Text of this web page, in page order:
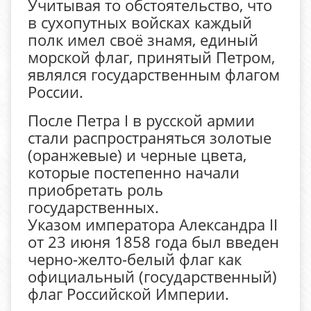
Учитывая то обстоятельство, что
в сухопутных войсках каждый
полк имел своё знамя, единый
морской флаг, принятый Петром,
являлся государственным флагом
России.
После Петра I в русской армии
стали распространяться золотые
(оранжевые) и черные цвета,
которые постепенно начали
приобретать роль
государственных.
Указом императора Александра II
от 23 июня 1858 года был введен
черно-желто-белый флаг как
официальный (государственный)
флаг Российской Империи.